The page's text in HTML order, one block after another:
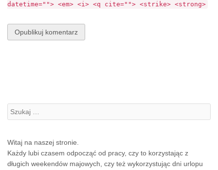
datetime=""> <em> <i> <q cite=""> <strike> <strong>
Szukanie:
Witaj na naszej stronie.
Każdy lubi czasem odpocząć od pracy, czy to korzystając z
długich weekendów majowych, czy też wykorzystując dni urlopu